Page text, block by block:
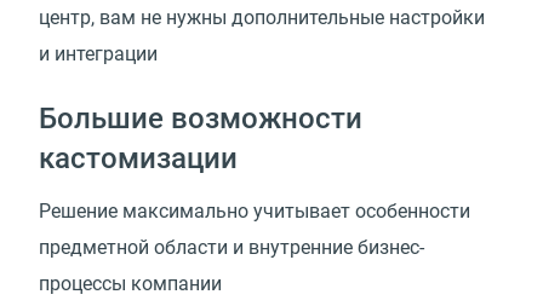
центр, вам не нужны дополнительные настройки
и интеграции
Большие возможности
кастомизации
Решение максимально учитывает особенности
предметной области и внутренние бизнес-
процессы компании